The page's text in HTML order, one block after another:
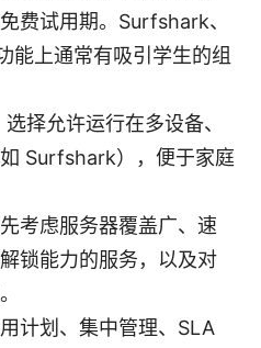
费试用期。Surfshark、
能上通常有吸引学生的组
择允许运行在多设备、
Surfshark），便于家庭
考虑服务器覆盖广、速
锁能力的服务，以及对
计划、集中管理、SLA